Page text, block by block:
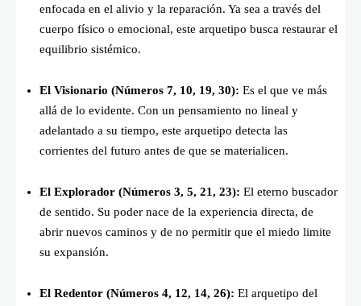
enfocada en el alivio y la reparación. Ya sea a través del
cuerpo físico o emocional, este arquetipo busca restaurar el
equilibrio sistémico.
El Visionario (Números 7, 10, 19, 30): Es el que ve más
allá de lo evidente. Con un pensamiento no lineal y
adelantado a su tiempo, este arquetipo detecta las
corrientes del futuro antes de que se materialicen.
El Explorador (Números 3, 5, 21, 23): El eterno buscador
de sentido. Su poder nace de la experiencia directa, de
abrir nuevos caminos y de no permitir que el miedo limite
su expansión.
El Redentor (Números 4, 12, 14, 26): El arquetipo del